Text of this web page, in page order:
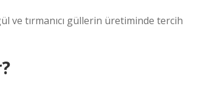
ve tırmanıcı güllerin üretiminde tercih